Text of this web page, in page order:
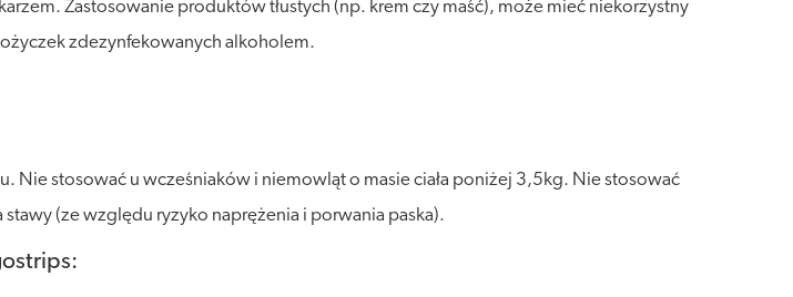
Zastosowanie produktów tłustych (np. krem czy maść), może mieć niekorzystny
zdezynfekowanych alkoholem.
Nie stosować u wcześniaków i niemowląt o masie ciała poniżej 3,5kg. Nie stosować
(ze względu ryzyko naprężenia i porwania paska).